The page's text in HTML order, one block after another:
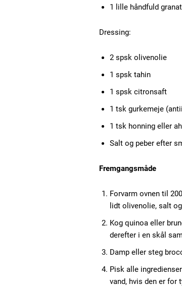
Praesent euismod ac
Nullam eu erat
Orci varius natoque
1 lille håndfuld
Dressing:
2 spsk olivenolie
1 spsk tahin
1 spsk citronsaft
1 tsk gurkemeje
1 tsk honning eller
Salt og peber efter
Fremgangsmåde
Forvarm ovnen til
lidt olivenolie, salt
Kog quinoa eller
derefter i en skål
Damp eller steg
Pisk alle
vand, hvis den er for